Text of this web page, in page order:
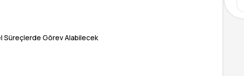
Süreçlerde Görev Alabilecek